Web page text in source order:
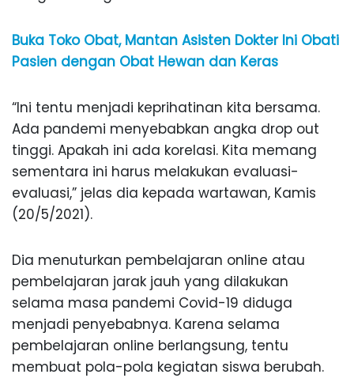
Buka Toko Obat, Mantan Asisten Dokter Ini Obati
Pasien dengan Obat Hewan dan Keras
“Ini tentu menjadi keprihatinan kita bersama.
Ada pandemi menyebabkan angka drop out
tinggi. Apakah ini ada korelasi. Kita memang
sementara ini harus melakukan evaluasi-
evaluasi,” jelas dia kepada wartawan, Kamis
(20/5/2021).
Dia menuturkan pembelajaran online atau
pembelajaran jarak jauh yang dilakukan
selama masa pandemi Covid-19 diduga
menjadi penyebabnya. Karena selama
pembelajaran online berlangsung, tentu
membuat pola-pola kegiatan siswa berubah.